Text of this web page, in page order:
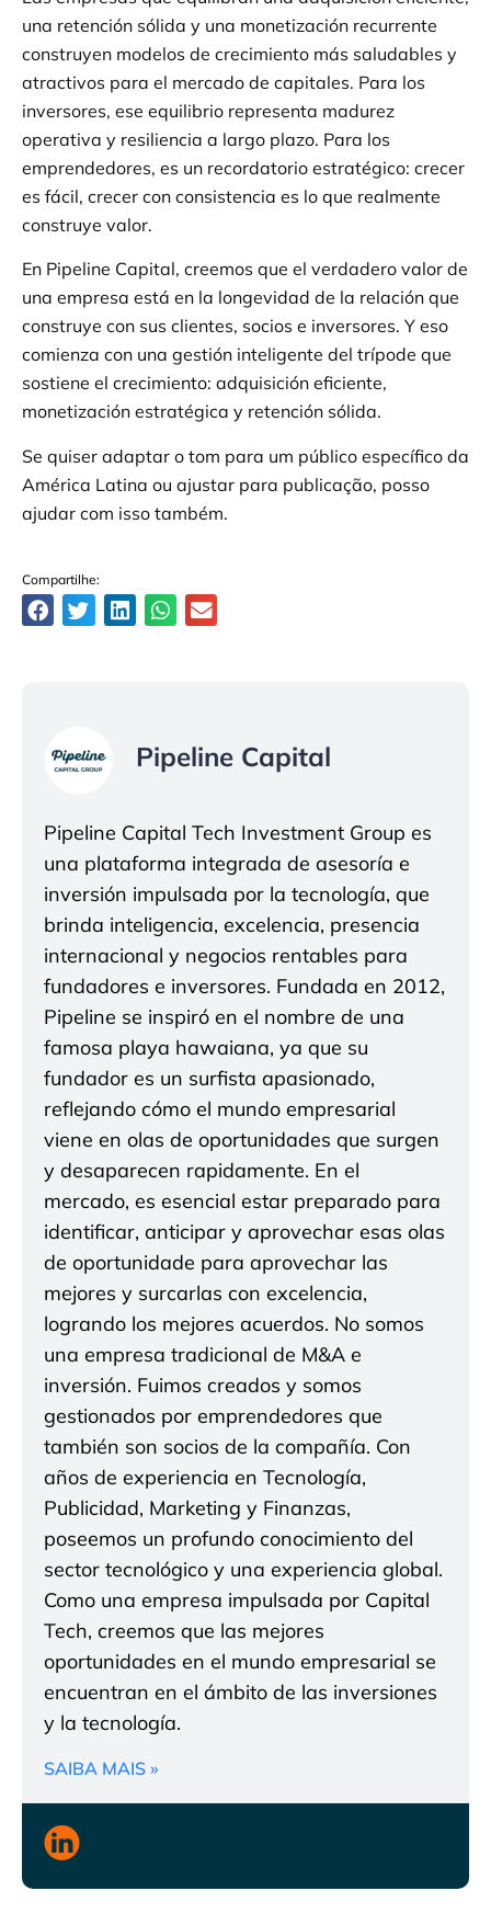
una retención sólida y una monetización recurrente
construyen modelos de crecimiento más saludables y
atractivos para el mercado de capitales. Para los
inversores, ese equilibrio representa madurez
operativa y resiliencia a largo plazo. Para los
emprendedores, es un recordatorio estratégico: crecer
es fácil, crecer con consistencia es lo que realmente
construye valor.
En Pipeline Capital, creemos que el verdadero valor de
una empresa está en la longevidad de la relación que
construye con sus clientes, socios e inversores. Y eso
comienza con una gestión inteligente del trípode que
sostiene el crecimiento: adquisición eficiente,
monetización estratégica y retención sólida.
Se quiser adaptar o tom para um público específico da
América Latina ou ajustar para publicação, posso
ajudar com isso também.
Compartilhe:
Pipeline Capital
Pipeline Capital Tech Investment Group es
una plataforma integrada de asesoría e
inversión impulsada por la tecnología, que
brinda inteligencia, excelencia, presencia
internacional y negocios rentables para
fundadores e inversores. Fundada en 2012,
Pipeline se inspiró en el nombre de una
famosa playa hawaiana, ya que su
fundador es un surfista apasionado,
reflejando cómo el mundo empresarial
viene en olas de oportunidades que surgen
y desaparecen rapidamente. En el
mercado, es esencial estar preparado para
identificar, anticipar y aprovechar esas olas
de oportunidade para aprovechar las
mejores y surcarlas con excelencia,
logrando los mejores acuerdos. No somos
una empresa tradicional de M&A e
inversión. Fuimos creados y somos
gestionados por emprendedores que
también son socios de la compañía. Con
años de experiencia en Tecnología,
Publicidad, Marketing y Finanzas,
poseemos un profundo conocimiento del
sector tecnológico y una experiencia global.
Como una empresa impulsada por Capital
Tech, creemos que las mejores
oportunidades en el mundo empresarial se
encuentran en el ámbito de las inversiones
y la tecnología.
SAIBA MAIS »